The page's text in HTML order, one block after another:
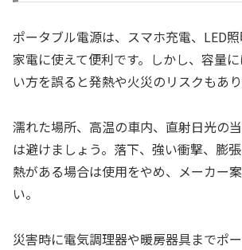
ポータブル電源は、スマホ充電、LED
家電に使えて便利です。しかし、容量
い方を誤ると発熱や火災のリスクもあり
濡れた場所、高温の車内、直射日光の
は避けましょう。落下、強い衝撃、膨
熱がある場合は使用をやめ、メーカー
い。
災害時に電気調理器や暖房器具までポ